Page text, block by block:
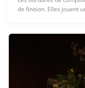
de finition. Elles jouent